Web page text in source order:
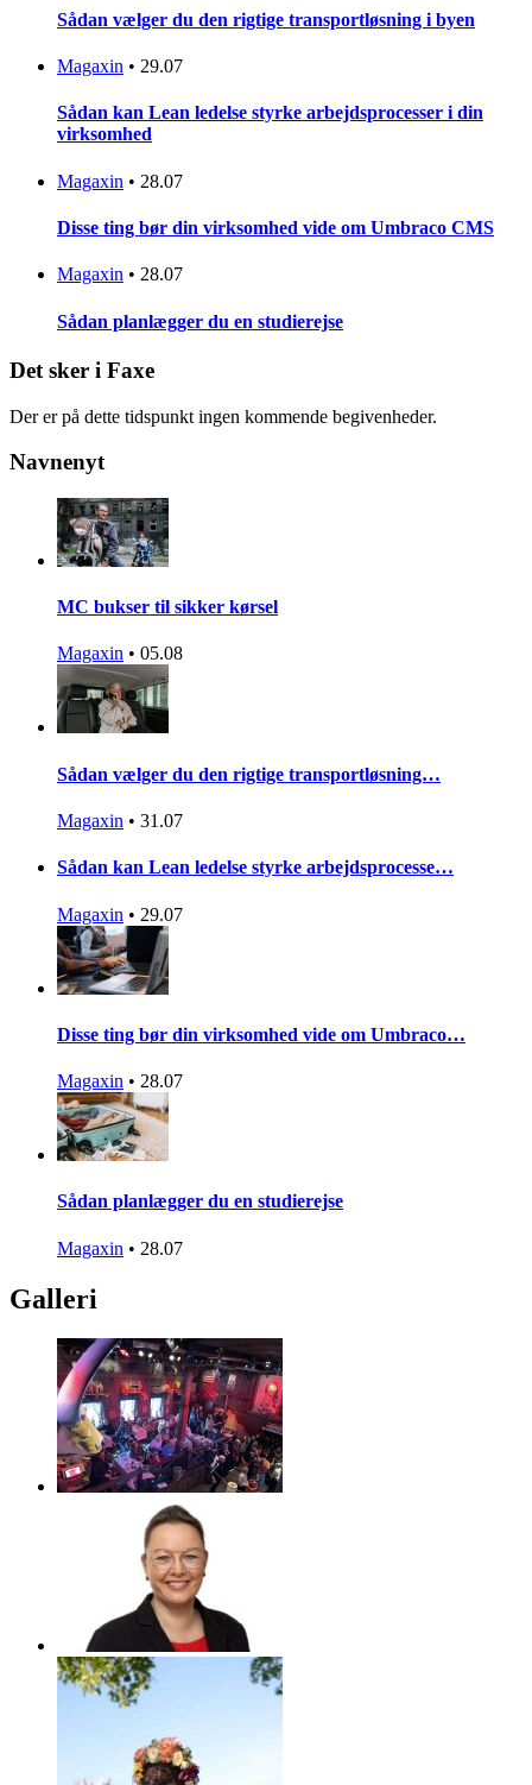
Sådan vælger du den rigtige transportløsning i byen
Magaxin • 29.07
Sådan kan Lean ledelse styrke arbejdsprocesser i din
virksomhed
Magaxin • 28.07
Disse ting bør din virksomhed vide om Umbraco CMS
Magaxin • 28.07
Sådan planlægger du en studierejse
Det sker i Faxe
Der er på dette tidspunkt ingen kommende begivenheder.
Navnenyt
MC bukser til sikker kørsel
Magaxin • 05.08
Sådan vælger du den rigtige transportløsning…
Magaxin • 31.07
Sådan kan Lean ledelse styrke arbejdsprocesse…
Magaxin • 29.07
Disse ting bør din virksomhed vide om Umbraco…
Magaxin • 28.07
Sådan planlægger du en studierejse
Magaxin • 28.07
Galleri